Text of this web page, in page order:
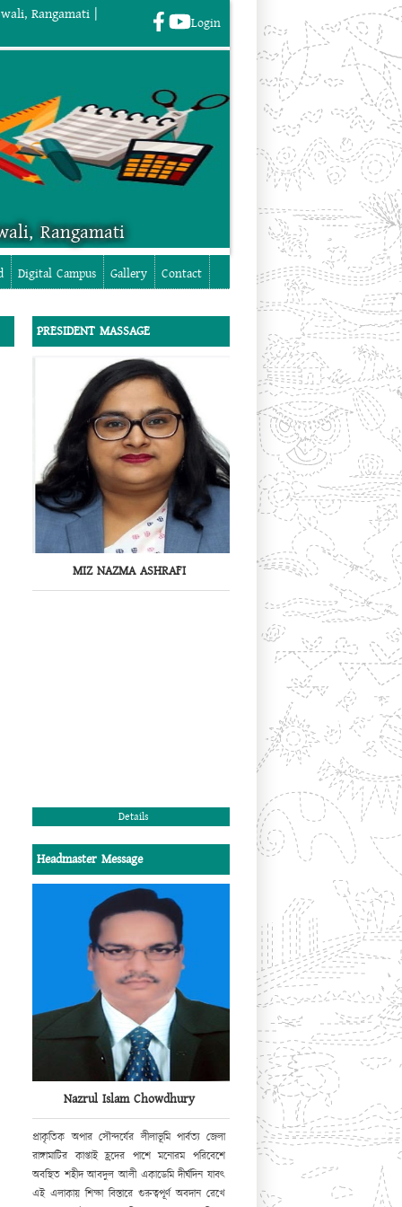
Rangamati |
Login
Rangamati
Digital Campus Gallery Contact
PRESIDENT MASSAGE
MIZ NAZMA ASHRAFI
Details
Headmaster Message
Nazrul Islam Chowdhury
প্রাকৃতিক অপার সৌন্দর্যের লীলাভূমি পার্বত্য জেলা
রাঙ্গামাটির কাপ্তাই হ্রদের পাশে মনোরম পরিবেশে
অবস্থিত শহীদ আবদুল আলী একাডেমি দীর্ঘদিন যাবৎ
এই এলাকায় শিক্ষা বিস্তারে গুরুত্বপূর্ণ অবদান রেখে